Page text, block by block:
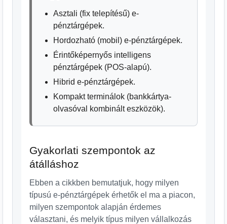
Asztali (fix telepítésű) e-
pénztárgépek.
Hordozható (mobil) e-pénztárgépek.
Érintőképernyős intelligens
pénztárgépek (POS-alapú).
Hibrid e-pénztárgépek.
Kompakt terminálok (bankkártya-
olvasóval kombinált eszközök).
Gyakorlati szempontok az
átálláshoz
Ebben a cikkben bemutatjuk, hogy milyen
típusú e-pénztárgépek érhetők el ma a piacon,
milyen szempontok alapján érdemes
választani, és melyik típus milyen vállalkozás